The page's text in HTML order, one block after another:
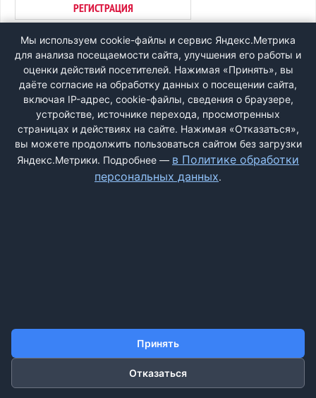
РЕГИСТРАЦИЯ
Быстрый Входчерез соцсети:
Вернуться назад
©2011-2026 ДОСКАЖАЛОБ.РФ
Мы используем cookie-файлы и сервис Яндекс.Метрика
для анализа посещаемости сайта, улучшения его работы и
оценки действий посетителей. Нажимая «Принять», вы
даёте согласие на обработку данных о посещении сайта,
включая IP-адрес, cookie-файлы, сведения о браузере,
устройстве, источнике перехода, просмотренных
страницах и действиях на сайте. Нажимая «Отказаться»,
вы можете продолжить пользоваться сайтом без загрузки
Яндекс.Метрики. Подробнее — в Политике обработки
персональных данных.
Принять
Отказаться